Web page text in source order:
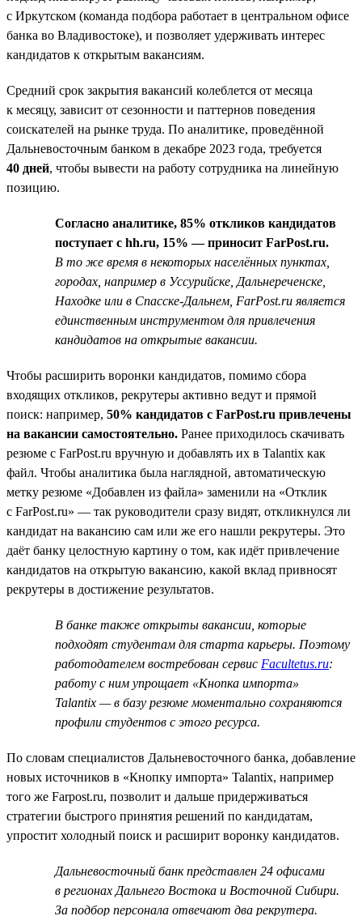
с Иркутском (команда подбора работает в центральном офисе
банка во Владивостоке), и позволяет удерживать интерес
кандидатов к открытым вакансиям.
Средний срок закрытия вакансий колеблется от месяца
к месяцу, зависит от сезонности и паттернов поведения
соискателей на рынке труда. По аналитике, проведённой
Дальневосточным банком в декабре 2023 года, требуется
40 дней, чтобы вывести на работу сотрудника на линейную
позицию.
Согласно аналитике, 85% откликов кандидатов
поступает с hh.ru, 15% — приносит FarPost.ru.
В то же время в некоторых населённых пунктах,
городах, например в Уссурийске, Дальнереченске,
Находке или в Спасске-Дальнем, FarPost.ru является
единственным инструментом для привлечения
кандидатов на открытые вакансии.
Чтобы расширить воронки кандидатов, помимо сбора
входящих откликов, рекрутеры активно ведут и прямой
поиск: например, 50% кандидатов с FarPost.ru привлечены
на вакансии самостоятельно. Ранее приходилось скачивать
резюме с FarPost.ru вручную и добавлять их в Talantix как
файл. Чтобы аналитика была наглядной, автоматическую
метку резюме «Добавлен из файла» заменили на «Отклик
с FarPost.ru» — так руководители сразу видят, откликнулся ли
кандидат на вакансию сам или же его нашли рекрутеры. Это
даёт банку целостную картину о том, как идёт привлечение
кандидатов на открытую вакансию, какой вклад привносят
рекрутеры в достижение результатов.
В банке также открыты вакансии, которые
подходят студентам для старта карьеры. Поэтому
работодателем востребован сервис Facultetus.ru:
работу с ним упрощает «Кнопка импорта»
Talantix — в базу резюме моментально сохраняются
профили студентов с этого ресурса.
По словам специалистов Дальневосточного банка, добавление
новых источников в «Кнопку импорта» Talantix, например
того же Farpost.ru, позволит и дальше придерживаться
стратегии быстрого принятия решений по кандидатам,
упростит холодный поиск и расширит воронку кандидатов.
Дальневосточный банк представлен 24 офисами
в регионах Дальнего Востока и Восточной Сибири.
За подбор персонала отвечают два рекрутера.